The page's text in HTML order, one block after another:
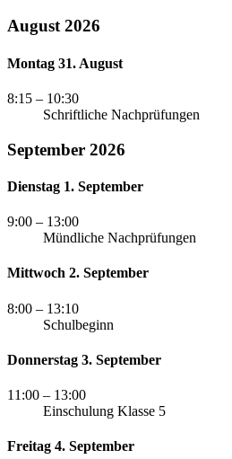
August 2026
Montag 31. August
8:15 – 10:30
Schriftliche Nachprüfungen
September 2026
Dienstag 1. September
9:00 – 13:00
Mündliche Nachprüfungen
Mittwoch 2. September
8:00 – 13:10
Schulbeginn
Donnerstag 3. September
11:00 – 13:00
Einschulung Klasse 5
Freitag 4. September